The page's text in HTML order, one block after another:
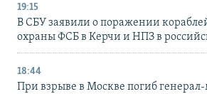
19:15
В СБУ заявили о поражении
охраны ФСБ в Керчи и НПЗ в
18:44
При взрыве в Москве погиб